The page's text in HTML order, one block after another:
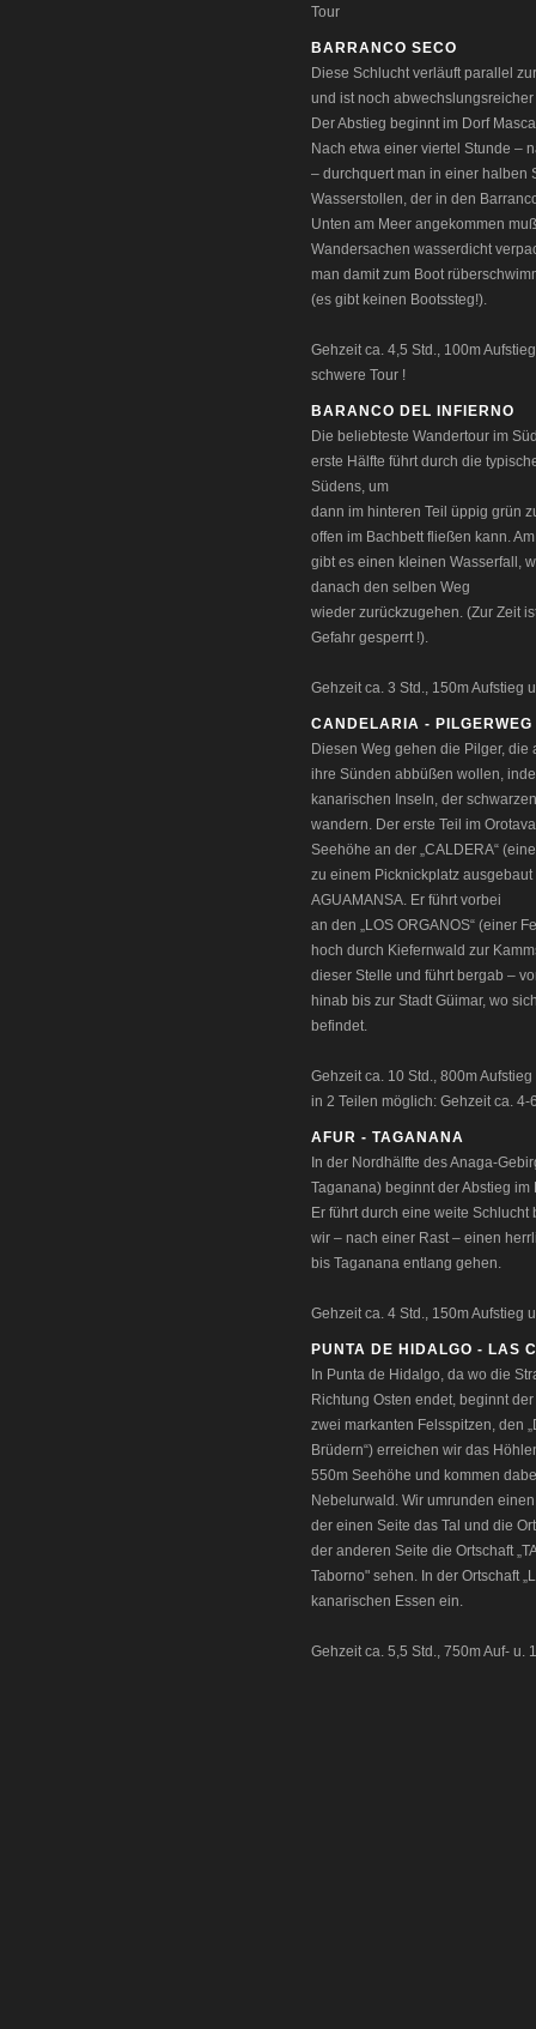
Tour
BARRANCO SECO
Diese Schlucht verläuft parallel
und ist noch
Der Abstieg beginnt im Dorf
Nach etwa einer viertel Stunde –
– durchquert man in einer halben
Wasserstollen, der in den
Unten am Meer angekommen
Wandersachen wasserdicht
man damit zum Boot
(es gibt keinen Bootssteg!).
Gehzeit ca. 4,5 Std., 100m
schwere Tour !
BARANCO DEL INFIERNO
Die beliebteste Wandertour im
erste Hälfte führt durch die
Südens, um
dann im hinteren Teil üppig grün
offen im Bachbett fließen kann.
gibt es einen kleinen Wasserfall,
danach den selben Weg
wieder zurückzugehen. (Zur Zeit
Gefahr gesperrt !).
Gehzeit ca. 3 Std., 150m Aufstieg
CANDELARIA - PILGERWEG
Diesen Weg gehen die Pilger, die
ihre Sünden abbüßen wollen,
kanarischen Inseln, der
wandern. Der erste Teil im
Seehöhe an der „CALDERA“
zu einem Picknickplatz
AGUAMANSA. Er führt vorbei
an den „LOS ORGANOS“ (einer
hoch durch Kiefernwald zur
dieser Stelle und führt bergab –
hinab bis zur Stadt Güimar, wo
befindet.
Gehzeit ca. 10 Std., 800m
in 2 Teilen möglich: Gehzeit ca. 4-
AFUR - TAGANANA
In der Nordhälfte des Anaga-
Taganana) beginnt der Abstieg im
Er führt durch eine weite
wir – nach einer Rast – einen
bis Taganana entlang gehen.
Gehzeit ca. 4 Std., 150m Aufstieg
PUNTA DE HIDALGO - LAS
In Punta de Hidalgo, da wo die
Richtung Osten endet, beginnt
zwei markanten Felsspitzen, den
Brüdern“) erreichen wir das
550m Seehöhe und kommen
Nebelurwald. Wir umrunden
der einen Seite das Tal und die
der anderen Seite die Ortschaft
Taborno" sehen. In der Ortschaft
kanarischen Essen ein.
Gehzeit ca. 5,5 Std., 750m Auf- u.